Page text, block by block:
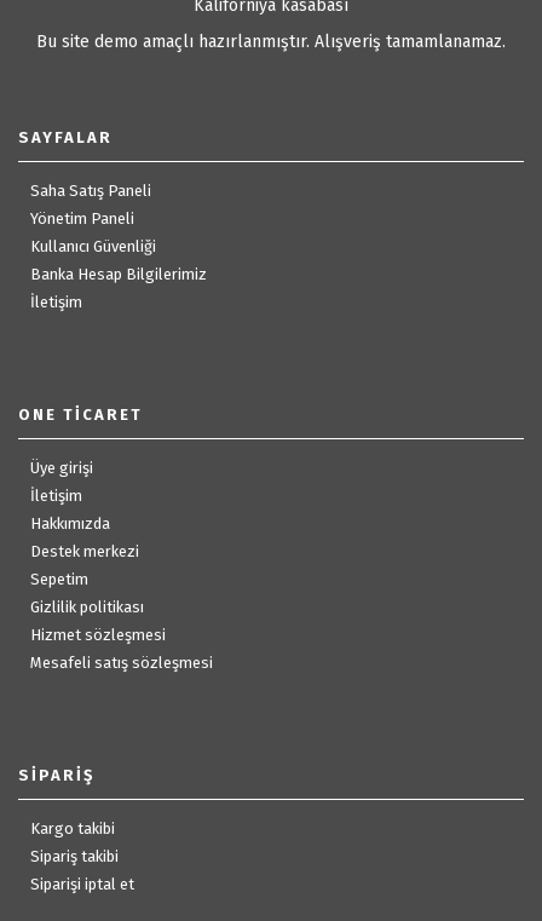
Kaliforniya kasabası
Bu site demo amaçlı hazırlanmıştır. Alışveriş tamamlanamaz.
SAYFALAR
Saha Satış Paneli
Yönetim Paneli
Kullanıcı Güvenliği
Banka Hesap Bilgilerimiz
İletişim
ONE TICARET
Üye girişi
İletişim
Hakkımızda
Destek merkezi
Sepetim
Gizlilik politikası
Hizmet sözleşmesi
Mesafeli satış sözleşmesi
SIPARIŞ
Kargo takibi
Sipariş takibi
Siparişi iptal et